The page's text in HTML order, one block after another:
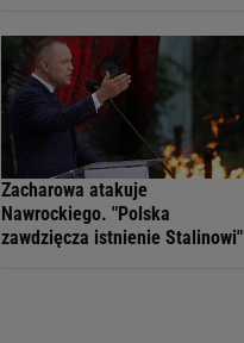
Zacharowa atakuje
Nawrockiego. "Polska
zawdzięcza istnienie Stalinowi"